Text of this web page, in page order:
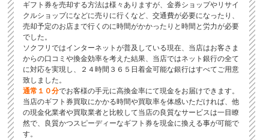
ギフト券を売却する方法は様々ありますが、金券ショップやリサイ
クルショップになどに売りに行くなど、交通費が必要になったり、
売却予定のお店まで行くのに時間がかかったりと時間と労力が必要
でした。
ソクフリではインターネットが普及している現在、当店はお客さま
からの口コミや換金効率を考えた結果、当店ではネット銀行の全て
に対応を実現し、２４時間３６５日着金可能な銀行はすべてご用意
致しました。
通常１０分でお客様の手元に高換金率にて現金をお届けできます。
当店のギフト券買取にかかる時間や買取率を体感いただければ、他
の現金化業者や買取業者と比較して当店の良質なサービスは一目瞭
然で、良質かつスピーディーなギフト券を現金に換える事が可能で
す。